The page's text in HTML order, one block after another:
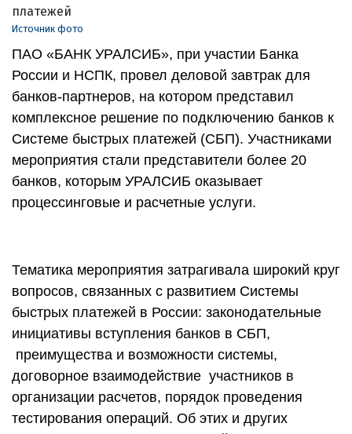
Источник фото
ПАО «БАНК УРАЛСИБ», при участии Банка
России и НСПК, провел деловой завтрак для
банков-партнеров, на котором представил
комплексное решение по подключению банков к
Системе быстрых платежей (СБП). Участниками
мероприятия стали представители более 20
банков, которым УРАЛСИБ оказывает
процессинговые и расчетные услуги.
Тематика мероприятия затрагивала широкий круг
вопросов, связанных с развитием Системы
быстрых платежей в России: законодательные
инициативы вступления банков в СБП,
преимущества и возможности системы,
договорное взаимодействие участников в
организации расчетов, порядок проведения
тестирования операций. Об этих и других